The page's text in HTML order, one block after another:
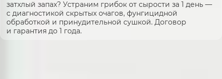
затхлый запах? Устраним грибок от сырости за 1 день —
с диагностикой скрытых очагов, фунгицидной
обработкой и принудительной сушкой. Договор
и гарантия до 1 года.